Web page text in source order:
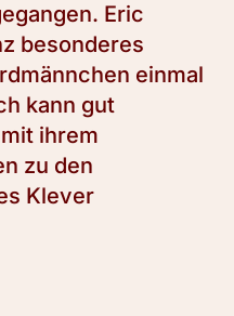
Eric
besonderes
einmal
kann gut
ihrem
zu den
Klever